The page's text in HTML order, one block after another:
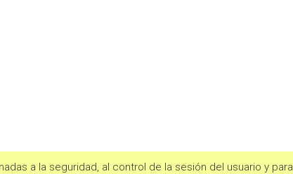
a la seguridad, al control de la sesión del usuario y